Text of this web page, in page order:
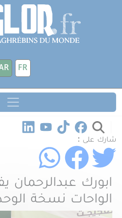
تجاوز إلى المحتوى الرئيسي
FR
شارك على :
ابورك عبدالرحمان
الواحات نسخة
لوحة إدارة ملفات تعريف الارتباط